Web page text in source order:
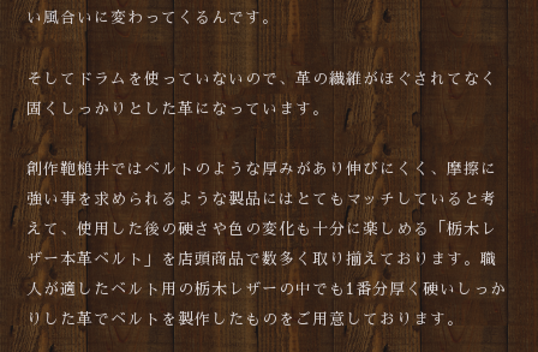
い風合いに変わってくるんです。
そしてドラムを使っていないので、革の繊維がほぐされてなく
固くしっかりとした革になっています。
創作鞄槌井ではベルトのような厚みがあり伸びにくく、摩擦に
強い事を求められるような製品にはとてもマッチしていると考
えて、使用した後の硬さや色の変化も十分に楽しめる「栃木レ
ザー本革ベルト」を店頭商品で数多く取り揃えております。職
人が適したベルト用の栃木レザーの中でも1番分厚く硬いしっか
りした革でベルトを製作したものをご用意しております。